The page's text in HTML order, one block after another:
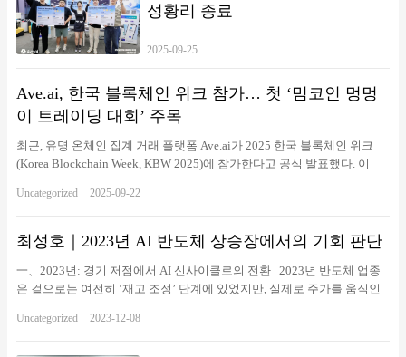
성황리 종료
2025-09-25
Ave.ai, 한국 블록체인 위크 참가… 첫 ‘밈코인 멍멍
이 트레이딩 대회’ 주목
최근, 유명 온체인 집계 거래 플랫폼 Ave.ai가 2025 한국 블록체인 위크
(Korea Blockchain Week, KBW 2025)에 참가한다고 공식 발표했다. 이
업 행사에 스폰서로 참여할 뿐만 아니라, edgeX 등 글로벌 최상위 기관
장 진출을 알리는 중요한 신호로 해석된다. 📌 KBW 기간 동안 Ave.ai의 활
동 일정은 다음과 같다: ⚫️주제: Web3 Growth Summit시간: 9월 23
일 13:30장소: 222 Bongeunsa-ro, 강남구, 서울링
크: https://luma.com/apkie5u1 ⚫️주제: Ave.ai 한국행 프라이빗 디너 (초청
CONNECTS ALL시간: 9월 25일 19:30~23:00장소: Korean Community
Uncategorized 2025-09-22
최성호｜2023년 AI 반도체 상승장에서의 기회 판단
一、2023년: 경기 저점에서 AI 신사이클로의 전환 2023년 반도체 업종
은 겉으로는 여전히 ‘재고 조정’ 단계에 있었지만, 실제로 주가를 움직인
리(HBM)의 중장기 폭발적 수요. 저의 판단은 아주 단순하다: 전통적인
Uncategorized 2023-12-08